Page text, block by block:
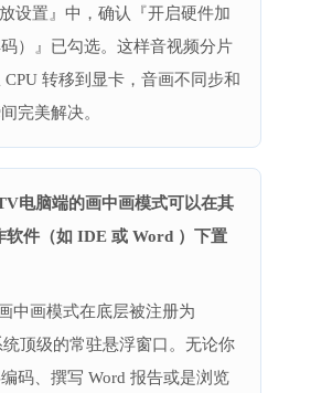
设置』中，确认『开启硬件加
）』已勾选。这样音视频分片
转移到显卡，音画不同步和
完美解决。
电脑端的画中画模式可以在其
软件（如 IDE 或 Word ）下置
中画模式在底层被注册为
统顶级的常驻悬浮窗口。无论你
码、撰写 Word 报告或是浏览